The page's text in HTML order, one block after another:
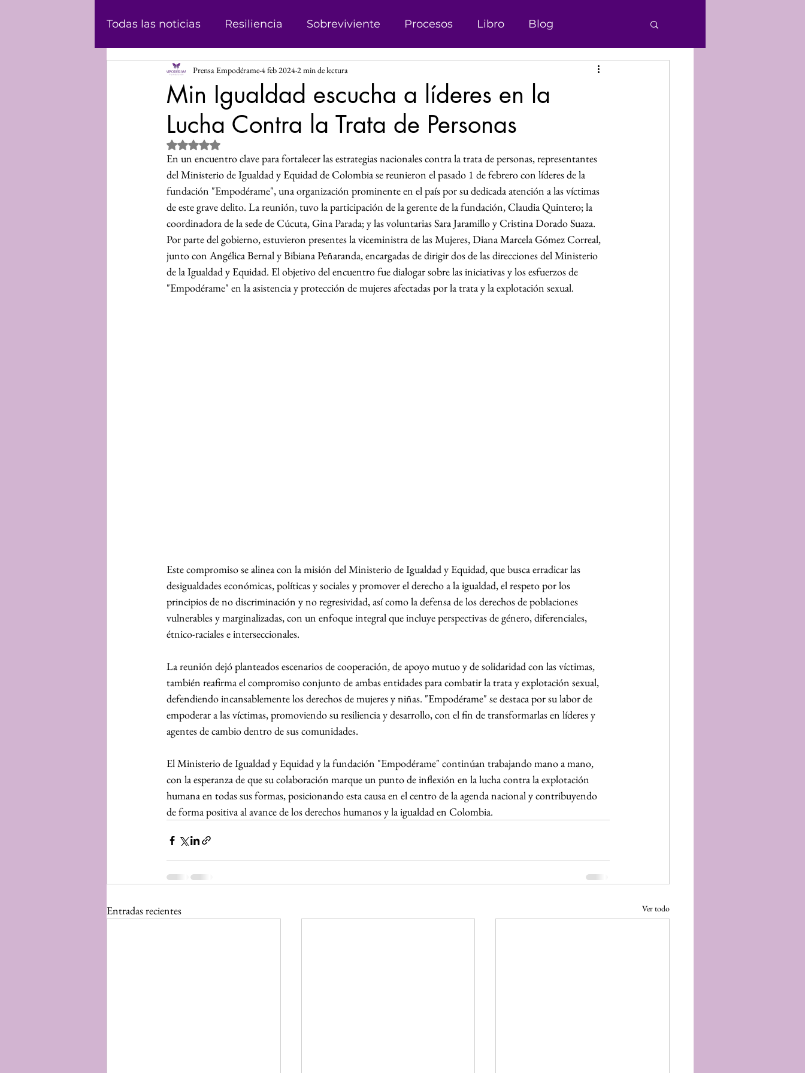
Todas las noticias Resiliencia Sobreviviente Procesos Libro Blog
Masculinidad Abolicionismo Campañas
Historias Justicia Matrimonio Infantil Genero Derechos Humanos
Podcast Violencia de Género Explotación sexual Líder Reconocimiento
Informe Voz propia Investigación Justicia Social Revista Donaciones
Mundo Digital Análisis Perspectiva de Género
Min Igualdad escucha a líderes en la
Lucha Contra la Trata de Personas
Prensa Empodérame4 feb 2024 2 min de lectura
Obtuvo NaN de 5 estrellas.
En un encuentro clave para fortalecer las estrategias nacionales contra la trata de personas, representantes
del Ministerio de Igualdad y Equidad de Colombia se reunieron el pasado 1 de febrero con líderes de la
fundación "Empodérame", una organización prominente en el país por su dedicada atención a las víctimas
de este grave delito. La reunión, tuvo la participación de la gerente de la fundación, Claudia Quintero; la
coordinadora de la sede de Cúcuta, Gina Parada; y las voluntarias Sara Jaramillo y Cristina Dorado Suaza.
Por parte del gobierno, estuvieron presentes la viceministra de las Mujeres, Diana Marcela Gómez Correal,
junto con Angélica Bernal y Bibiana Peñaranda, encargadas de dirigir dos de las direcciones del Ministerio
de la Igualdad y Equidad. El objetivo del encuentro fue dialogar sobre las iniciativas y los esfuerzos de
"Empodérame" en la asistencia y protección de mujeres afectadas por la trata y la explotación sexual.
Este compromiso se alinea con la misión del Ministerio de Igualdad y Equidad, que busca erradicar las
desigualdades económicas, políticas y sociales y promover el derecho a la igualdad, el respeto por los
principios de no discriminación y no regresividad, así como la defensa de los derechos de poblaciones
vulnerables y marginalizadas, con un enfoque integral que incluye perspectivas de género, diferenciales,
étnico-raciales e interseccionales.
La reunión dejó planteados escenarios de cooperación, de apoyo mutuo y de solidaridad con las víctimas,
también reafirma el compromiso conjunto de ambas entidades para combatir la trata y explotación sexual,
defendiendo incansablemente los derechos de mujeres y niñas. "Empodérame" se destaca por su labor de
empoderar a las víctimas, promoviendo su resiliencia y desarrollo, con el fin de transformarlas en líderes y
agentes de cambio dentro de sus comunidades.
El Ministerio de Igualdad y Equidad y la fundación "Empodérame" continúan trabajando mano a mano,
con la esperanza de que su colaboración marque un punto de inflexión en la lucha contra la explotación
humana en todas sus formas, posicionando esta causa en el centro de la agenda nacional y contribuyendo
de forma positiva al avance de los derechos humanos y la igualdad en Colombia.
Entradas recientes Ver todo